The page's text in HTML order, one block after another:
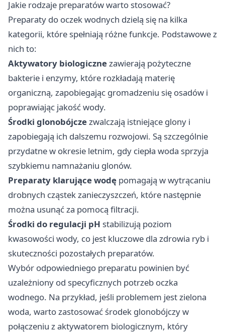
Jakie rodzaje preparatów warto stosować?
Preparaty do oczek wodnych dzielą się na kilka
kategorii, które spełniają różne funkcje. Podstawowe z
nich to:
Aktywatory biologicznezawierają pożyteczne
bakterie i enzymy, które rozkładają materię
organiczną, zapobiegając gromadzeniu się osadów i
poprawiając jakość wody.
Środki glonobójczezwalczają istniejące glony i
zapobiegają ich dalszemu rozwojowi. Są szczególnie
przydatne w okresie letnim, gdy ciepła woda sprzyja
szybkiemu namnażaniu glonów.
Preparaty klarujące wodę pomagają w wytrącaniu
drobnych cząstek zanieczyszczeń, które następnie
można usunąć za pomocą filtracji.
Środki do regulacji pH stabilizują poziom
kwasowości wody, co jest kluczowe dla zdrowia ryb i
skuteczności pozostałych preparatów.
Wybór odpowiedniego preparatu powinien być
uzależniony od specyficznych potrzeb oczka
wodnego. Na przykład, jeśli problemem jest zielona
woda, warto zastosować środek glonobójczy w
połączeniu z aktywatorem biologicznym, który